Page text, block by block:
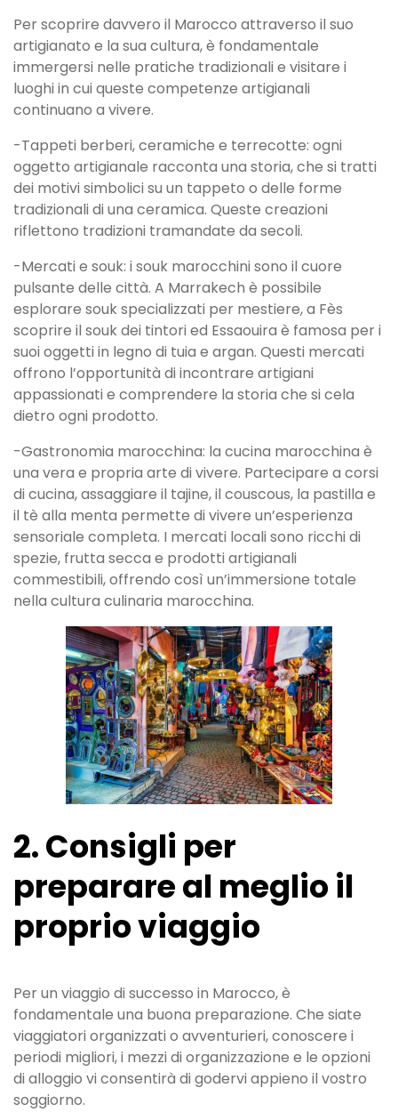
Per scoprire davvero il Marocco attraverso il suo
artigianato e la sua cultura, è fondamentale
immergersi nelle pratiche tradizionali e visitare i
luoghi in cui queste competenze artigianali
continuano a vivere.
-Tappeti berberi, ceramiche e terrecotte: ogni
oggetto artigianale racconta una storia, che si tratti
dei motivi simbolici su un tappeto o delle forme
tradizionali di una ceramica. Queste creazioni
riflettono tradizioni tramandate da secoli.
-Mercati e souk: i souk marocchini sono il cuore
pulsante delle città. A Marrakech è possibile
esplorare souk specializzati per mestiere, a Fès
scoprire il souk dei tintori ed Essaouira è famosa per i
suoi oggetti in legno di tuia e argan. Questi mercati
offrono l’opportunità di incontrare artigiani
appassionati e comprendere la storia che si cela
dietro ogni prodotto.
-Gastronomia marocchina: la cucina marocchina è
una vera e propria arte di vivere. Partecipare a corsi
di cucina, assaggiare il tajine, il couscous, la pastilla e
il tè alla menta permette di vivere un’esperienza
sensoriale completa. I mercati locali sono ricchi di
spezie, frutta secca e prodotti artigianali
commestibili, offrendo così un’immersione totale
nella cultura culinaria marocchina.
2. Consigli per
preparare al meglio il
proprio viaggio
Per un viaggio di successo in Marocco, è
fondamentale una buona preparazione. Che siate
viaggiatori organizzati o avventurieri, conoscere i
periodi migliori, i mezzi di organizzazione e le opzioni
di alloggio vi consentirà di godervi appieno il vostro
soggiorno.